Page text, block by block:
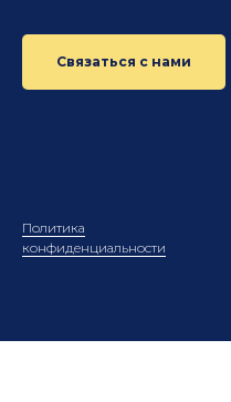
Связаться с нами
Политика
конфиденциальности